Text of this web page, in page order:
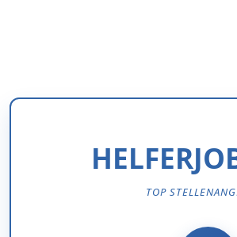
TOP